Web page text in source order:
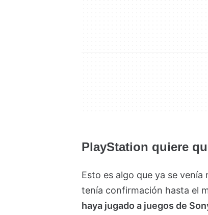
PlayStation quiere
Esto es algo que ya se
tenía confirmación hasta el
haya jugado a juegos de